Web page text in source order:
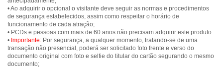
• Ao adquirir o opcional o visitante deve seguir as normas e procedimentos
de segurança estabelecidos, assim como respeitar o horário de
funcionamento de cada atração;
• PCDs e pessoas com mais de 60 anos não precisam adquirir este produto.
• Importante: Por segurança, a qualquer momento, tratando-se de uma
transação não presencial, poderá ser solicitado foto frente e verso do
documento original com foto e selfie do titular do cartão segurando o mesmo
documento;